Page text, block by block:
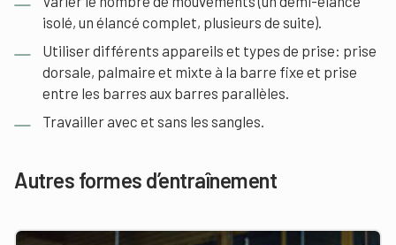
isolé, un élancé complet, plusieurs de suite).
Utiliser différents appareils et types de prise: prise
dorsale, palmaire et mixte à la barre fixe et prise
entre les barres aux barres parallèles.
Travailler avec et sans les sangles.
Autres formes d’entraînement